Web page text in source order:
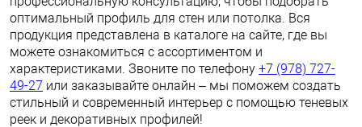
оптимальный профиль для стен или потолка. Вся
продукция представлена в каталоге на сайте, где вы
можете ознакомиться с ассортиментом и
характеристиками. Звоните по телефону +7 (978) 727-
49-27 или заказывайте онлайн – мы поможем создать
стильный и современный интерьер с помощью теневых
реек и декоративных профилей!